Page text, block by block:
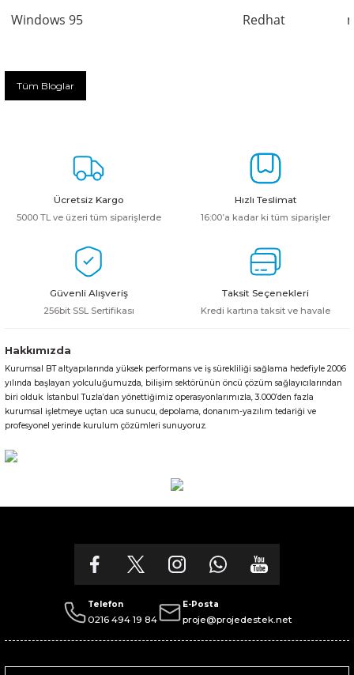
Windows 95
Redhat
Tüm Bloglar
Ücretsiz Kargo
5000 TL ve üzeri tüm siparişlerde
Hızlı Teslimat
16:00’a kadar ki tüm siparişler
Güvenli Alışveriş
256bit SSL Sertifikası
Taksit Seçenekleri
Kredi kartına taksit ve havale
Hakkımızda
Kurumsal BT altyapılarında yüksek performans ve iş sürekliliği sağlama hedefiyle 2006
yılında başlayan yolculuğumuzda, bilişim sektörünün öncü çözüm sağlayıcılarından
biri olduk. İstanbul Tuzla’dan yönettiğimiz operasyonlarımızla, 3.000’den fazla
kurumsal işletmeye uçtan uca sunucu, depolama, donanım-yazılım tedariği ve
profesyonel yerinde kurulum çözümleri sunuyoruz.
Telefon
0216 494 19 84
E-Posta
proje@projedestek.net